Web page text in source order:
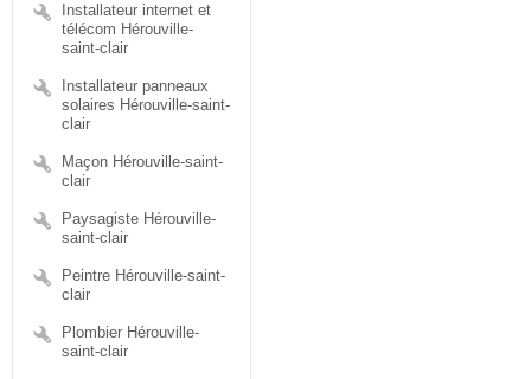
Installateur internet et
télécom Hérouville-
saint-clair
Installateur panneaux
solaires Hérouville-saint-
clair
Maçon Hérouville-saint-
clair
Paysagiste Hérouville-
saint-clair
Peintre Hérouville-saint-
clair
Plombier Hérouville-
saint-clair